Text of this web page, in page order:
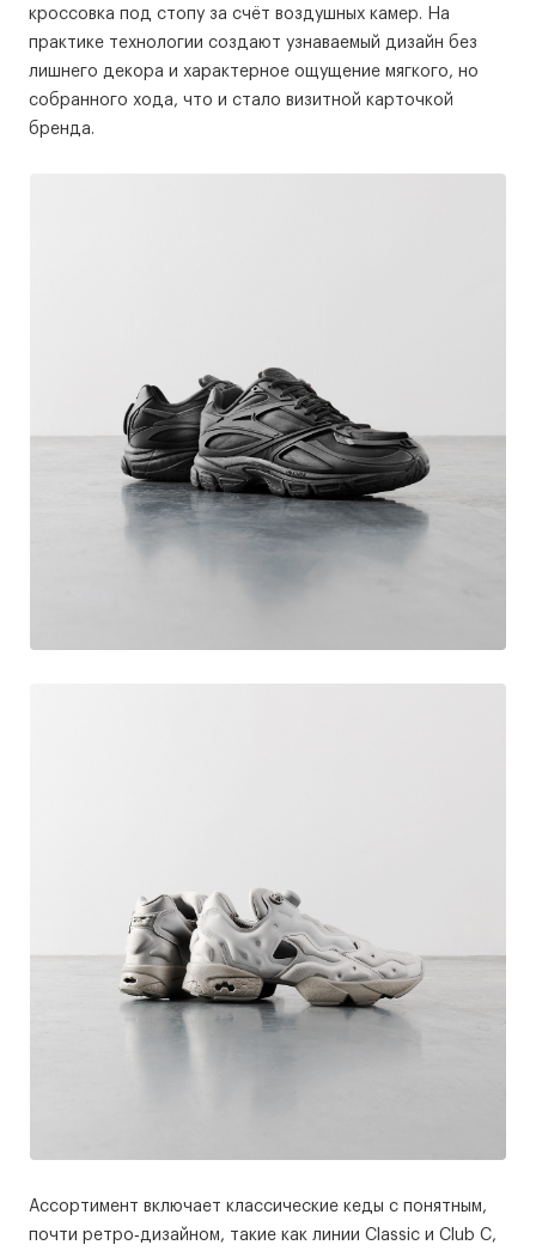
кроссовка под стопу за счёт воздушных камер. На
практике технологии создают узнаваемый дизайн без
лишнего декора и характерное ощущение мягкого, но
собранного хода, что и стало визитной карточкой
бренда.
Ассортимент включает классические кеды с понятным,
почти ретро‑дизайном, такие как линии Classic и Club C,